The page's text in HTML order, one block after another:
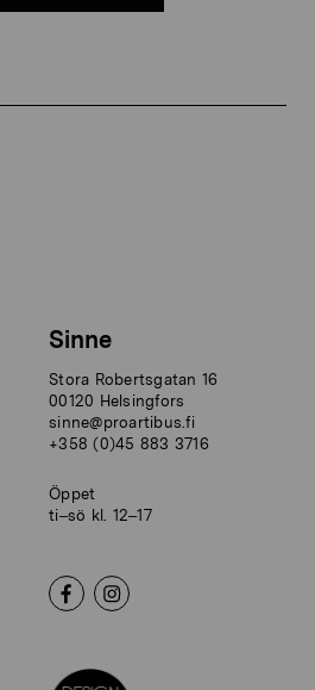
Sinne
Stora Robertsgatan 16
00120 Helsingfors
sinne@proartibus.fi
+358 (0)45 883 3716
Öppet
ti–sö kl. 12–17